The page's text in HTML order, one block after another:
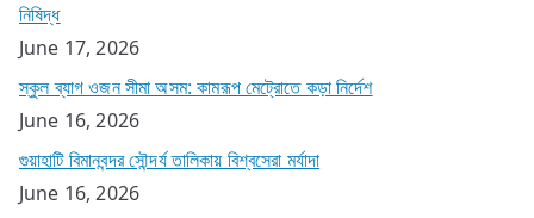
নিষিদ্ধ
June 17, 2026
স্কুল ব্যাগ ওজন সীমা অসম: কামরূপ মেট্রোতে কড়া নির্দেশ
June 16, 2026
গুয়াহাটি বিমানবন্দর সৌন্দর্য তালিকায় বিশ্বসেরা মর্যাদা
June 16, 2026